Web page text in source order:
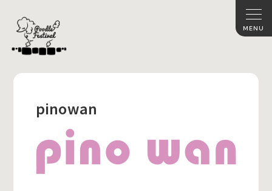
pinowan